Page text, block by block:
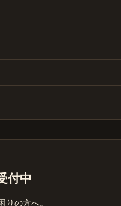
付中
りの方へ。